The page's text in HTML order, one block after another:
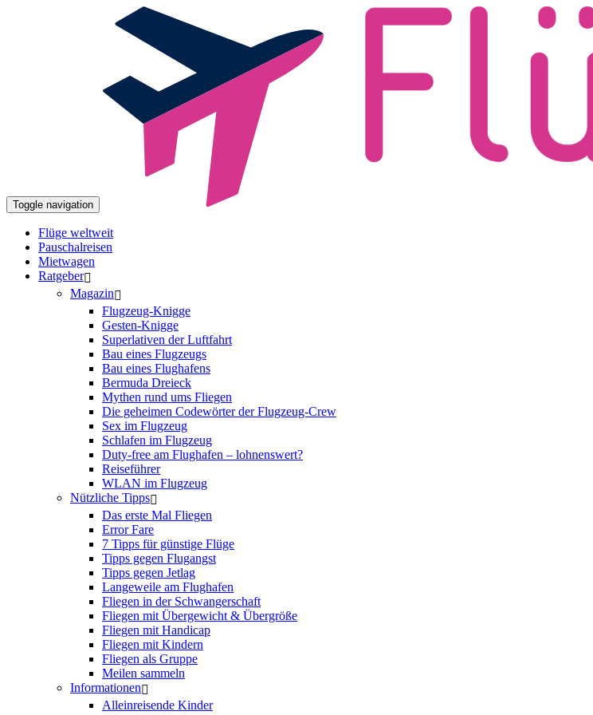
Toggle navigation
Flüge weltweit
Pauschalreisen
Mietwagen
Ratgeber
Magazin
Flugzeug-Knigge
Gesten-Knigge
Superlativen der Luftfahrt
Bau eines Flugzeugs
Bau eines Flughafens
Bermuda Dreieck
Mythen rund ums Fliegen
Die geheimen Codewörter der Flugzeug-Crew
Sex im Flugzeug
Schlafen im Flugzeug
Duty-free am Flughafen – lohnenswert?
Reiseführer
WLAN im Flugzeug
Nützliche Tipps
Das erste Mal Fliegen
Error Fare
7 Tipps für günstige Flüge
Tipps gegen Flugangst
Tipps gegen Jetlag
Langeweile am Flughafen
Fliegen in der Schwangerschaft
Fliegen mit Übergewicht & Übergröße
Fliegen mit Handicap
Fliegen mit Kindern
Fliegen als Gruppe
Meilen sammeln
Informationen
Alleinreisende Kinder